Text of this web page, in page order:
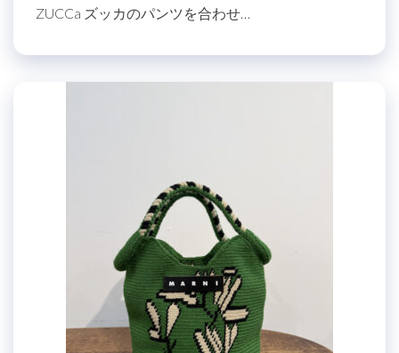
ZUCCa ズッカのパンツを合わせ…